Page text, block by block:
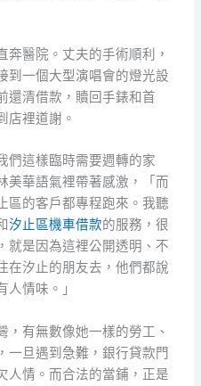
醫院。丈夫的手術順利，
到一個大型演唱會的燈光設
還清借款，贖回手錶和首
店裡道謝。
們這樣臨時需要週轉的家
美華語氣裡帶著感激，「而
區的客戶都專程跑來。我聽
汐止區機車借款的服務，很
就是因為這裡公開透明、不
在汐止的朋友去，他們都說
人情味。」
有無數像她一樣的勞工、
一旦遇到急難，銀行貸款門
人情。而合法的當鋪，正是